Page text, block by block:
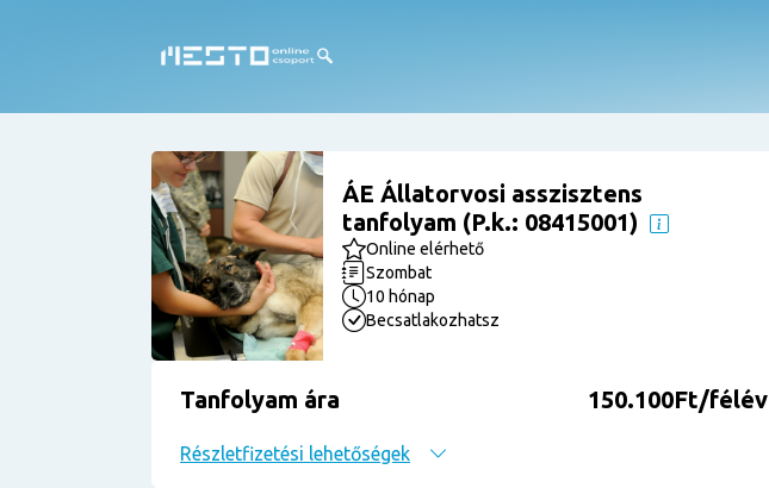
ÁE Állatorvosi asszisztens
tanfolyam (P.k.: 08415001)
Online elérhető
Szombat
10 hónap
Becsatlakozhatsz
Tanfolyam ára 150.100Ft/félév
Részletfizetési lehetőségek